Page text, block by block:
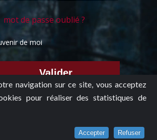
navigation sur ce site, vous acceptez
pour réaliser des statistiques de
Accepter Refuser
mot de passe oublié ?
de moi